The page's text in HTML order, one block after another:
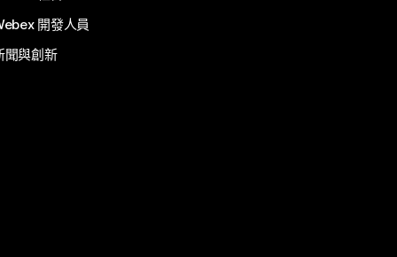
開發人員
聞與創新